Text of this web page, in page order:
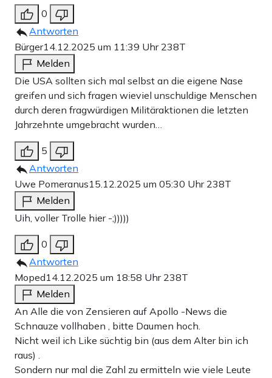
0
Antworten
Bürger14.12.2025 um 11:39 Uhr 238T
Melden
Die USA sollten sich mal selbst an die eigene Nase
greifen und sich fragen wieviel unschuldige Menschen
durch deren fragwürdigen Militäraktionen die letzten
Jahrzehnte umgebracht wurden…
5
Antworten
Uwe Pomeranus15.12.2025 um 05:30 Uhr 238T
Melden
Uih, voller Trolle hier -;)))))
0
Antworten
Moped14.12.2025 um 18:58 Uhr 238T
Melden
An Alle die von Zensieren auf Apollo -News die
Schnauze vollhaben , bitte Daumen hoch.
Nicht weil ich Like süchtig bin (aus dem Alter bin ich
raus) .
Sondern nur mal die Zahl zu ermitteln wie viele Leute